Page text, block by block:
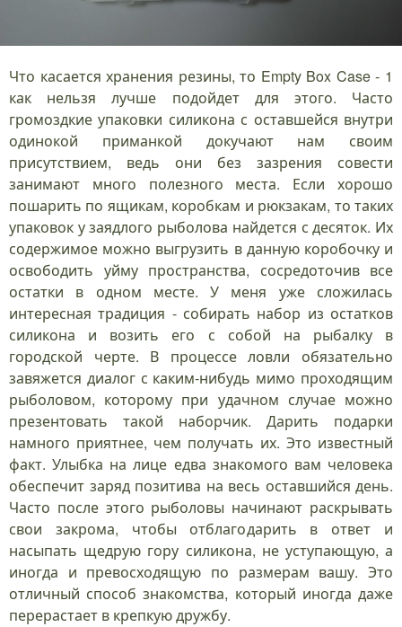
Что касается хранения резины, то Empty Box Case - 1
как нельзя лучше подойдет для этого. Часто
громоздкие упаковки силикона с оставшейся внутри
одинокой приманкой докучают нам своим
присутствием, ведь они без зазрения совести
занимают много полезного места. Если хорошо
пошарить по ящикам, коробкам и рюкзакам, то таких
упаковок у заядлого рыболова найдется с десяток. Их
содержимое можно выгрузить в данную коробочку и
освободить уйму пространства, сосредоточив все
остатки в одном месте. У меня уже сложилась
интересная традиция - собирать набор из остатков
силикона и возить его с собой на рыбалку в
городской черте. В процессе ловли обязательно
завяжется диалог с каким-нибудь мимо проходящим
рыболовом, которому при удачном случае можно
презентовать такой наборчик. Дарить подарки
намного приятнее, чем получать их. Это известный
факт. Улыбка на лице едва знакомого вам человека
обеспечит заряд позитива на весь оставшийся день.
Часто после этого рыболовы начинают раскрывать
свои закрома, чтобы отблагодарить в ответ и
насыпать щедрую гору силикона, не уступающую, а
иногда и превосходящую по размерам вашу. Это
отличный способ знакомства, который иногда даже
перерастает в крепкую дружбу.